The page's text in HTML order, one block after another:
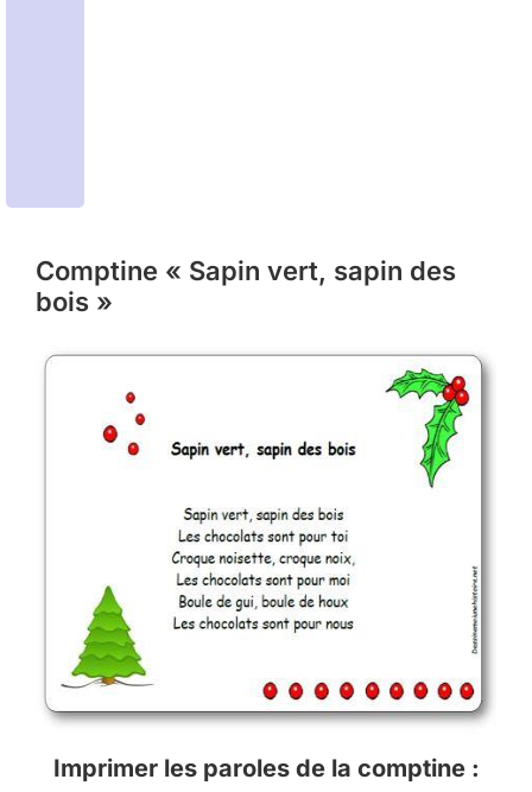
Comptine « Sapin vert, sapin des
bois »
Imprimer les paroles de la comptine :